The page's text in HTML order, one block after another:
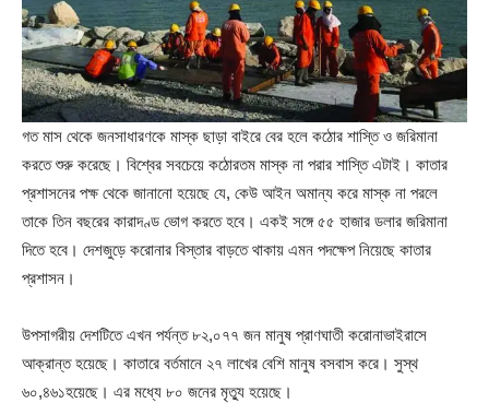
গত মাস থেকে জনসাধারণকে মাস্ক ছাড়া বাইরে বের হলে কঠোর শাস্তি ও জরিমানা
করতে শুরু করেছে। বিশ্বের সবচেয়ে কঠোরতম মাস্ক না পরার শাস্তি এটাই। কাতার
প্রশাসনের পক্ষ থেকে জানানো হয়েছে যে, কেউ আইন অমান্য করে মাস্ক না পরলে
তাকে তিন বছরের কারাদণ্ড ভোগ করতে হবে। একই সঙ্গে ৫৫ হাজার ডলার জরিমানা
দিতে হবে। দেশজুড়ে করোনার বিস্তার বাড়তে থাকায় এমন পদক্ষেপ নিয়েছে কাতার
প্রশাসন।
উপসাগরীয় দেশটিতে এখন পর্যন্ত ৮২,০৭৭ জন মানুষ প্রাণঘাতী করোনাভাইরাসে
আক্রান্ত হয়েছে। কাতারে বর্তমানে ২৭ লাখের বেশি মানুষ বসবাস করে। সুস্থ
৬০,৪৬১হয়েছে। এর মধ্যে ৮০ জনের মৃত্যু হয়েছে।